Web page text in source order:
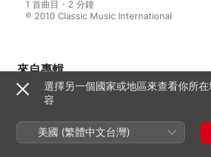
1 首曲目・2 分鐘
℗ 2010 Classic Music International
來自專輯
Christmas Favorites
勒萊・安德森
選擇另一個國家或地區來查看你所
容
美國 (繁體中文台灣)